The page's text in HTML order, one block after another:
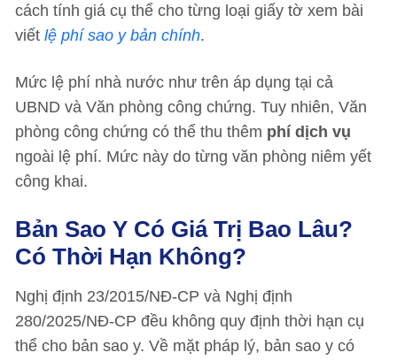
cách tính giá cụ thể cho từng loại giấy tờ xem bài
viết lệ phí sao y bản chính.
Mức lệ phí nhà nước như trên áp dụng tại cả
UBND và Văn phòng công chứng. Tuy nhiên, Văn
phòng công chứng có thể thu thêm phí dịch vụ
ngoài lệ phí. Mức này do từng văn phòng niêm yết
công khai.
Bản Sao Y Có Giá Trị Bao Lâu?
Có Thời Hạn Không?
Nghị định 23/2015/NĐ-CP và Nghị định
280/2025/NĐ-CP đều không quy định thời hạn cụ
thể cho bản sao y. Về mặt pháp lý, bản sao y có